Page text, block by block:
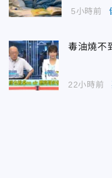
5小時前
毒油燒不
22小時前